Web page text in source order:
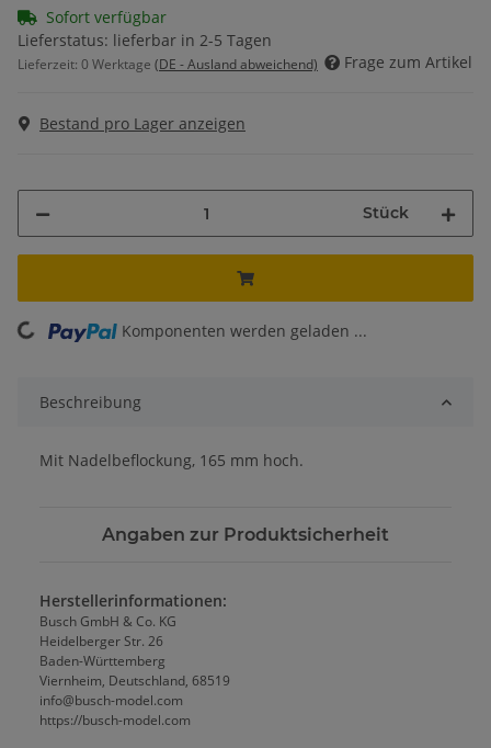
Sofort verfügbar
Lieferstatus: lieferbar in 2-5 Tagen
Lieferzeit: 0 Werktage (DE - Ausland abweichend) Frage zum Artikel
Bestand pro Lager anzeigen
Stück
Loading... Komponenten werden geladen ...
Beschreibung
Mit Nadelbeflockung, 165 mm hoch.
Angaben zur Produktsicherheit
Herstellerinformationen:
Busch GmbH & Co. KG
Heidelberger Str. 26
Baden-Württemberg
Viernheim, Deutschland, 68519
info@busch-model.com
https://busch-model.com